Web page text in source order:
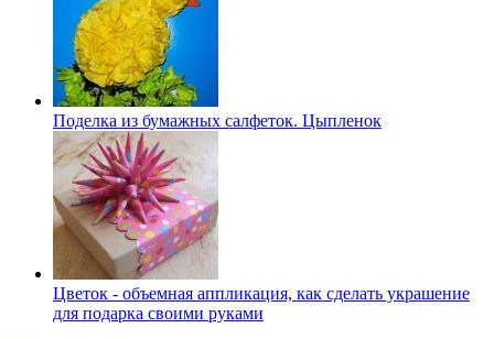
Поделка из бумажных салфеток. Цыпленок
Цветок - объемная аппликация, как сделать украшение
для подарка своими руками